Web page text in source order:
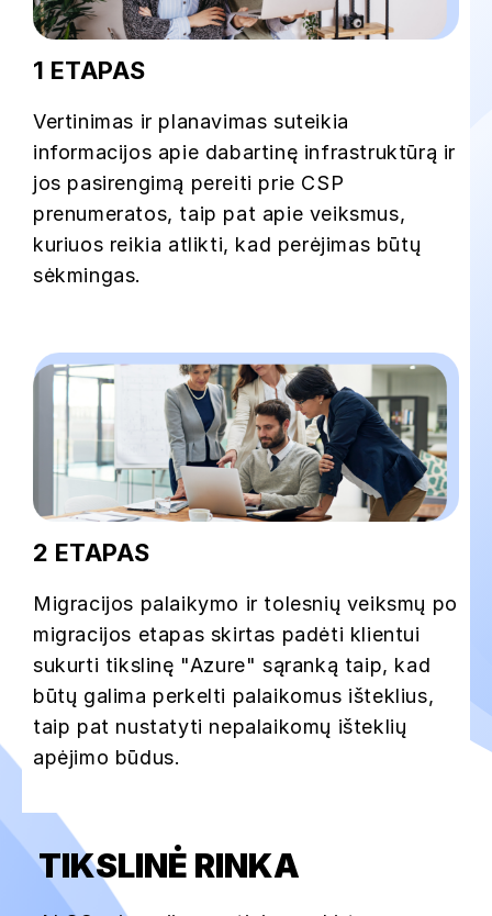
1 ETAPAS
Vertinimas ir planavimas suteikia
informacijos apie dabartinę infrastruktūrą ir
jos pasirengimą pereiti prie CSP
prenumeratos, taip pat apie veiksmus,
kuriuos reikia atlikti, kad perėjimas būtų
sėkmingas.
2 ETAPAS
Migracijos palaikymo ir tolesnių veiksmų po
migracijos etapas skirtas padėti klientui
sukurti tikslinę "Azure" sąranką taip, kad
būtų galima perkelti palaikomus išteklius,
taip pat nustatyti nepalaikomų išteklių
apėjimo būdus.
TIKSLINĖ RINKA